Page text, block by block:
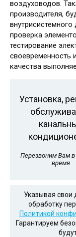
воздуховодов.
производителя,
проверка
тестирование
своевременность
качества
Установка,
Перезвоним Вам в
время
Указывая свои
обработку
Политикой
Гарантируем